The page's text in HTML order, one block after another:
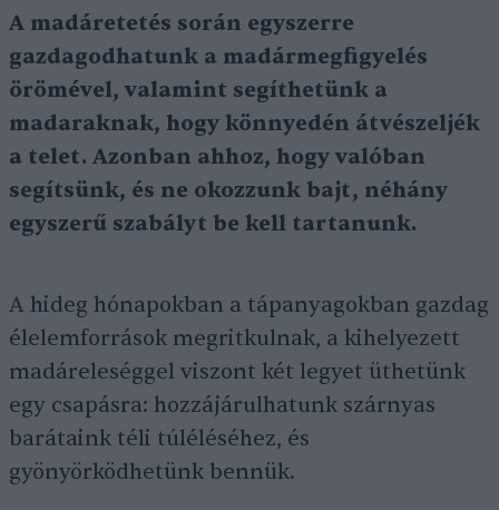
A madáretetés során egyszerre
gazdagodhatunk a madármegfigyelés
örömével, valamint segíthetünk a
madaraknak, hogy könnyedén átvészeljék
a telet. Azonban ahhoz, hogy valóban
segítsünk, és ne okozzunk bajt, néhány
egyszerű szabályt be kell tartanunk.
A hideg hónapokban a tápanyagokban gazdag
élelemforrások megritkulnak, a kihelyezett
madáreleséggel viszont két legyet üthetünk
egy csapásra: hozzájárulhatunk szárnyas
barátaink téli túléléséhez, és
gyönyörködhetünk bennük.